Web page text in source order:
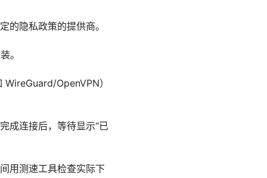
的隐私政策的提供商。
。
OpenVPN）
成连接后，等待显示“已
用测速工具检查实际下